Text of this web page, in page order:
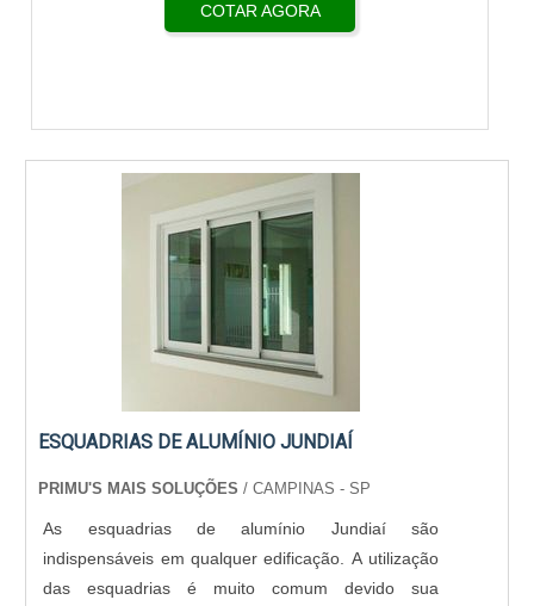
COTAR AGORA
ESQUADRIAS DE ALUMÍNIO JUNDIAÍ
PRIMU'S MAIS SOLUÇÕES/ CAMPINAS - SP
As esquadrias de alumínio Jundiaí são
indispensáveis em qualquer edificação. A utilização
das esquadrias é muito comum devido sua